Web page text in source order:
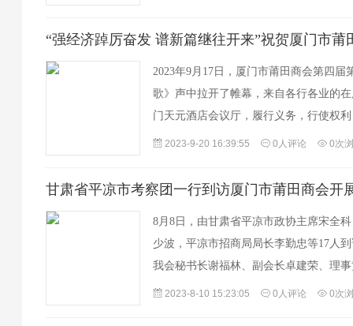
2023年9月17日，厦门市莆田商会第四届
歌》声中拉开了帷幕，来自各行各业的
门天元酒店会议厅，履行义务，行使权
生了厦门市莆田商会第四届理事会和监
2023-9-20 16:39:55 0人评论 0次
甘肃省平凉市考察团一行到访厦门市莆田商会开
8月8日，由甘肃省平凉市政协主席宋全
少波，平凉市招商局局长李勤忠等17人
我会秘书长谢福林、副会长卓建荣、理
会员企业家代表的热情接待。双方就平
2023-8-10 15:23:05 0人评论 0次